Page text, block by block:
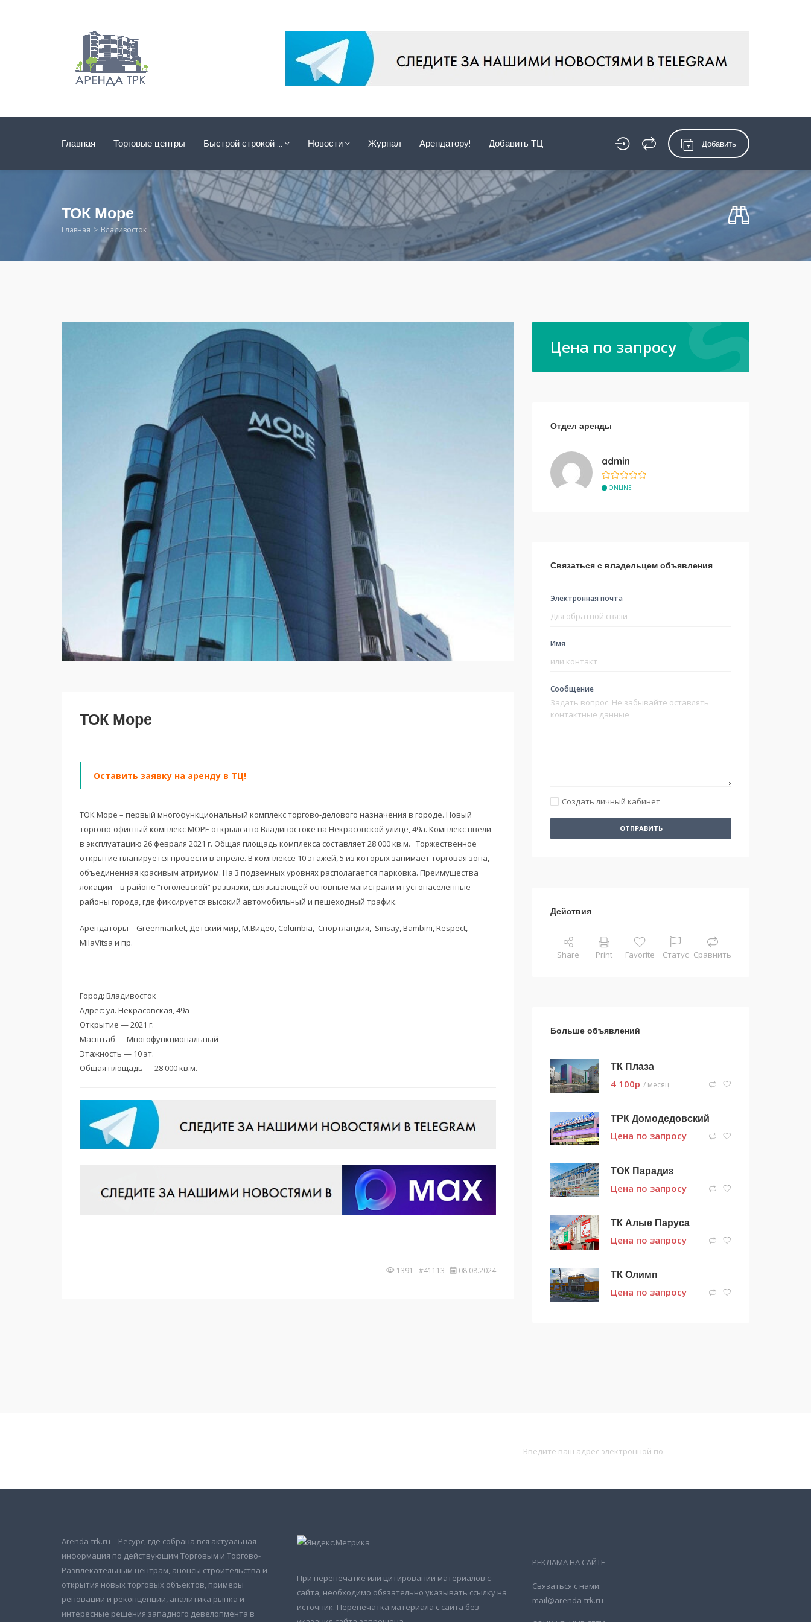
Главная Торговые центры Быстрой строкой … Новости Журнал Арендатору! Добавить ТЦ Добавить
ТОК Море
Главная Владивосток
ТОК Море
Оставить заявку на аренду в ТЦ!
ТОК Море – первый многофункциональный комплекс торгово-делового назначения в городе. Новый
торгово-офисный комплекс МОРЕ открылся во Владивостоке на Некрасовской улице, 49а. Комплекс ввели
в эксплуатацию 26 февраля 2021 г. Общая площадь комплекса составляет 28 000 кв.м. Торжественное
открытие планируется провести в апреле. В комплексе 10 этажей, 5 из которых занимает торговая зона,
объединенная красивым атриумом. На 3 подземных уровнях располагается парковка. Преимущества
локации – в районе “гоголевской” развязки, связывающей основные магистрали и густонаселенные
районы города, где фиксируется высокий автомобильный и пешеходный трафик.
Арендаторы – Greenmarket, Детский мир, М.Видео, Columbia, Спортландия, Sinsay, Bambini, Respect,
MilaVitsa и пр.
Город: Владивосток
Адрес: ул. Некрасовская, 49а
Открытие — 2021 г.
Масштаб — Многофункциональный
Этажность — 10 эт.
Общая площадь — 28 000 кв.м.
1391 #41113 08.08.2024
Цена по запросу
Отдел аренды
admin
ONLINE
Связаться с владельцем объявления
Электронная почта
Имя
Сообщение
Создать личный кабинет
ОТПРАВИТЬ
Действия
Share Print Favorite Статус Сравнить
Больше объявлений
ТК Плаза
4 100p / месяц
ТРК Домодедовский
Цена по запросу
ТОК Парадиз
Цена по запросу
ТК Алые Паруса
Цена по запросу
ТК Олимп
Цена по запросу
Arenda-trk.ru – Ресурс, где собрана вся актуальная
информация по действующим Торговым и Торгово-
Развлекательным центрам, анонсы строительства и
открытия новых торговых объектов, примеры
реновации и реконцепции, аналитика рынка и
интересные решения западного девелопмента в
При перепечатке или цитировании материалов с
сайта, необходимо обязательно указывать ссылку на
источник. Перепечатка материала с сайта без
РЕКЛАМА НА САЙТЕ
Связаться с нами:
mail@arenda-trk.ru